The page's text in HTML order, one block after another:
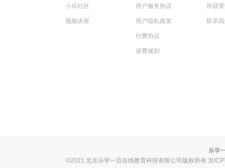
小乐社区
视频讲座
用户服务协议
用户隐私政策
付费协议
退费规则
所获
联系
乐学
©2021 北京乐学一百在线教育科技有限公司版权所有 京